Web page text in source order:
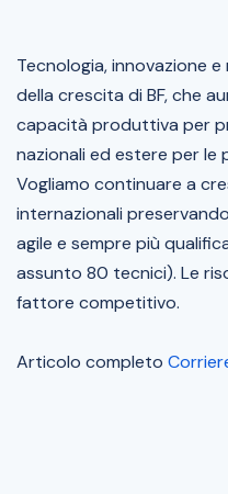
Tecnologia, innovazione
della crescita di BF, che
capacità produttiva per
nazionali ed estere per le
Vogliamo continuare a
internazionali
agile e sempre più
assunto 80 tecnici). Le
fattore competitivo.
Articolo completo